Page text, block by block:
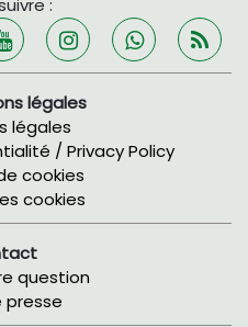
:
légales
légales
/ Privacy Policy
cookies
cookies
question
presse